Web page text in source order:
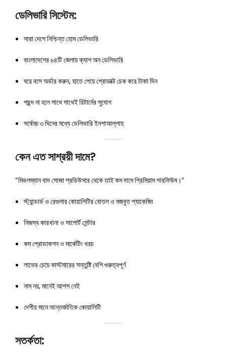
ডেলিভারি সিস্টেম:
সারা দেশে নিশ্চিন্ত হোম ডেলিভারি
বাংলাদেশের ৬৪টি জেলায় ক্যাশ অন ডেলিভারি
ঘরে বসে অর্ডার করুন, হাতে পেয়ে প্রোডাক্ট চেক করে টাকা দিন
পছন্দ না হলে সাথে সাথেই রিটার্নের সুযোগ
সর্বোচ্চ ৩ দিনের মধ্যে ডেলিভারি ইনশাআল্লাহ
কেন এত সাশ্রয়ী দামে?
“মিডলম্যান বাদ সোজা প্রডিউসার থেকে তাই কম দামে প্রিমিয়াম পারফিউম।”
স্ট্যান্ডার্ড ও রেগুলার কোয়ালিটির বোতল ও মজবুত প্যাকেজিং
নিজস্ব কারখানা ও সাপোর্ট সেন্টার
কম প্রোডাকশন ও মার্কেটিং খরচ
লাভের চেয়ে কাস্টমারের সন্তুষ্টি বেশি গুরুত্বপূর্ণ
নাম নয়, মানেই আপস নেই
দেশীয় মানে আন্তর্জাতিক কোয়ালিটি
সতর্কতা: